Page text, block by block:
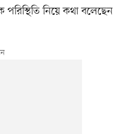
পরিস্থিতি নিয়ে কথা বলেছেন